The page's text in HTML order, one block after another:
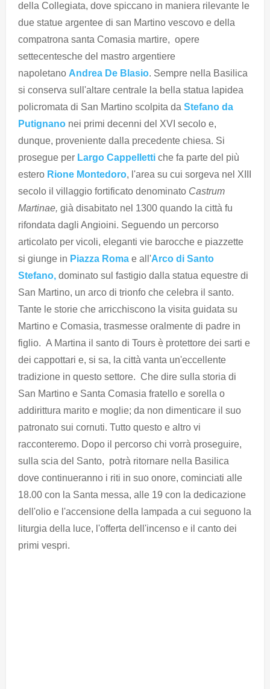
della Collegiata, dove spiccano in maniera rilevante le
due statue argentee di san Martino vescovo e della
compatrona santa Comasia martire, opere
settecentesche del mastro argentiere
napoletano Andrea De Blasio. Sempre nella Basilica
si conserva sull'altare centrale la bella statua lapidea
policromata di San Martino scolpita da Stefano da
Putignano nei primi decenni del XVI secolo e,
dunque, proveniente dalla precedente chiesa. Si
prosegue per Largo Cappelletti che fa parte del più
estero Rione Montedoro, l'area su cui sorgeva nel XIII
secolo il villaggio fortificato denominato Castrum
Martinae, già disabitato nel 1300 quando la città fu
rifondata dagli Angioini. Seguendo un percorso
articolato per vicoli, eleganti vie barocche e piazzette
si giunge in Piazza Roma e all'Arco di Santo
Stefano, dominato sul fastigio dalla statua equestre di
San Martino, un arco di trionfo che celebra il santo.
Tante le storie che arricchiscono la visita guidata su
Martino e Comasia, trasmesse oralmente di padre in
figlio. A Martina il santo di Tours è protettore dei sarti e
dei cappottari e, si sa, la città vanta un'eccellente
tradizione in questo settore. Che dire sulla storia di
San Martino e Santa Comasia fratello e sorella o
addirittura marito e moglie; da non dimenticare il suo
patronato sui cornuti. Tutto questo e altro vi
racconteremo. Dopo il percorso chi vorrà proseguire,
sulla scia del Santo, potrà ritornare nella Basilica
dove continueranno i riti in suo onore, cominciati alle
18.00 con la Santa messa, alle 19 con la dedicazione
dell'olio e l'accensione della lampada a cui seguono la
liturgia della luce, l'offerta dell'incenso e il canto dei
primi vespri.